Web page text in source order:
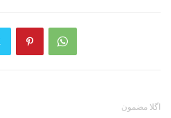
اگلا مضمون